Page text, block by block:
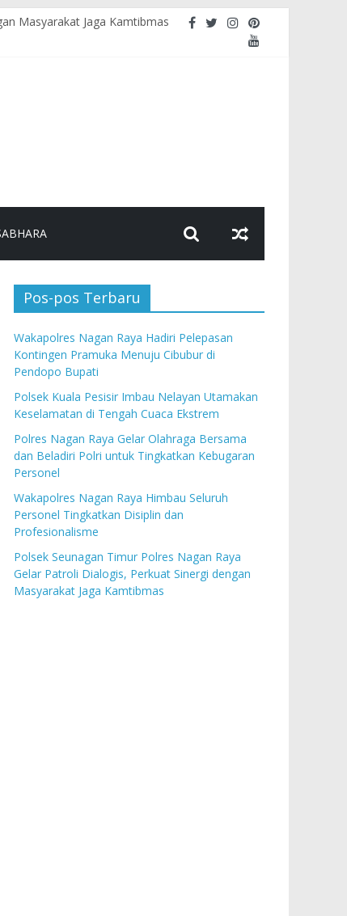
Masyarakat Jaga Kamtibmas
Pos-pos Terbaru
Wakapolres Nagan Raya Hadiri Pelepasan
Kontingen Pramuka Menuju Cibubur di
Pendopo Bupati
Polsek Kuala Pesisir Imbau Nelayan Utamakan
Keselamatan di Tengah Cuaca Ekstrem
Polres Nagan Raya Gelar Olahraga Bersama
dan Beladiri Polri untuk Tingkatkan Kebugaran
Personel
Wakapolres Nagan Raya Himbau Seluruh
Personel Tingkatkan Disiplin dan
Profesionalisme
Polsek Seunagan Timur Polres Nagan Raya
Gelar Patroli Dialogis, Perkuat Sinergi dengan
Masyarakat Jaga Kamtibmas